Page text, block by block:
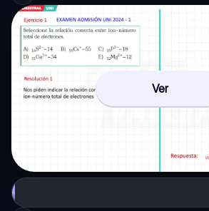
Ver